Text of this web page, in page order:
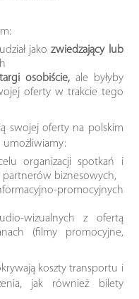
jakozwiedzający lub
osobiście,ale byłyby
oferty w trakcie tego
swojej oferty na polskim
organizacji spotkań i
biznesowych,
promocyjnych
wizualnych z ofertą
(filmy promocyjne,
koszty transportu i
jak również bilety